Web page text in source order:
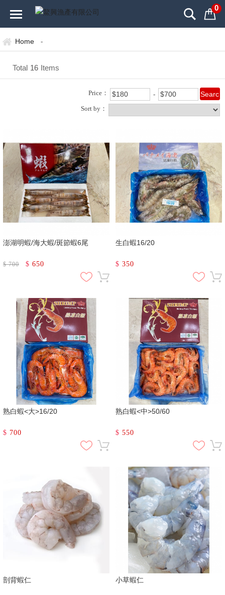
0
Home -
Total 16 Items
Price：
Sort by：
澎湖明蝦/海大蝦/斑節蝦6尾
$700 $ 650
生白蝦16/20
$ 350
熟白蝦<大>16/20
$ 700
熟白蝦<中>50/60
$ 550
剖背蝦仁 小草蝦仁